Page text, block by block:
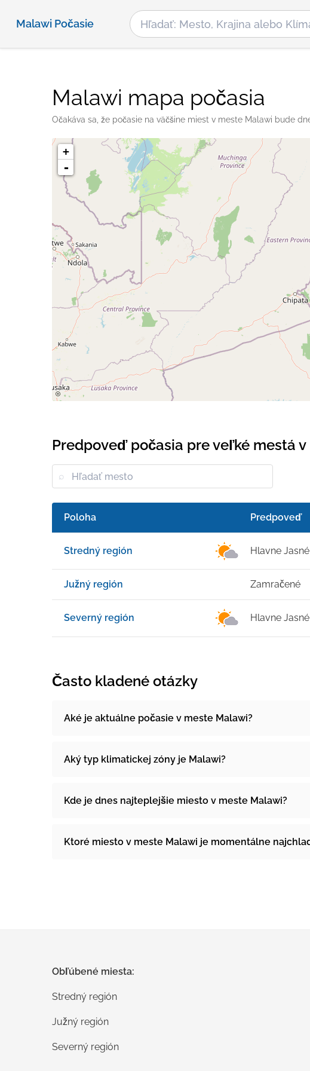
Malawi Počasie
Malawi mapa počasia
Očakáva sa, že počasie na väčšine miest v meste Malawi bude
+
-
Predpoveď počasia pre veľké mestá
Poloha Predpoveď
Stredný región Hlavne Jasné
Južný región Zamračené
Severný región Hlavne Jasné
Často kladené otázky
Aké je aktuálne počasie v meste Malawi?
Aký typ klimatickej zóny je Malawi?
Kde je dnes najteplejšie miesto v meste Malawi?
Ktoré miesto v meste Malawi je momentálne
Obľúbené miesta:
Stredný región
Južný región
Severný región